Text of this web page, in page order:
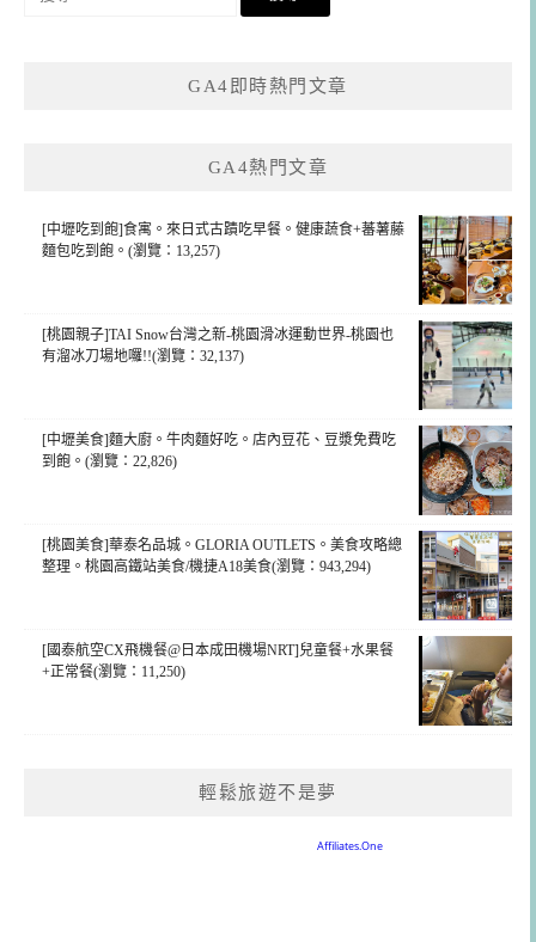
GA4即時熱門文章
GA4熱門文章
[中壢吃到飽]食寓。來日式古蹟吃早餐。健康蔬食+蕃薯藤
麵包吃到飽。(瀏覽：13,257)
[桃園親子]TAI Snow台灣之新-桃園滑冰運動世界-桃園也
有溜冰刀場地囉!!(瀏覽：32,137)
[中壢美食]麵大廚。牛肉麵好吃。店內豆花、豆漿免費吃
到飽。(瀏覽：22,826)
[桃園美食]華泰名品城。GLORIA OUTLETS。美食攻略總
整理。桃園高鐵站美食/機捷A18美食(瀏覽：943,294)
[國泰航空CX飛機餐@日本成田機場NRT]兒童餐+水果餐
+正常餐(瀏覽：11,250)
輕鬆旅遊不是夢